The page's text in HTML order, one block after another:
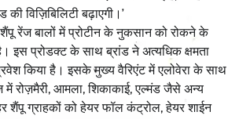
विज़िबिलिटी बढ़ाएगी।’
शैंपू रेंज बालों में प्रोटीन के नुकसान को रोकने के
इस प्रोडक्ट के साथ ब्रांड ने अत्यधिक क्षमता
किया है। इसके मुख्य वैरिएंट में एलोवेरा के साथ
रोज़मैरी, आमला, शिकाकाई, एल्मंड जैसे अन्य
शैंपू ग्राहकों को हेयर फॉल कंट्रोल, हेयर शाईन